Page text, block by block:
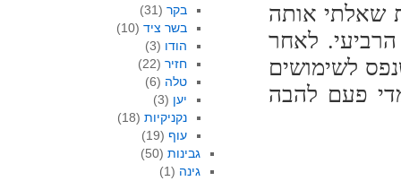
שאלתי אותה
לאחר
לשימושים
פעם להבה
בקר (31)
בשר ציד (10)
הודו (3)
חזיר (22)
טלה (6)
יען (3)
נקניקיות (18)
עוף (19)
גבינות(50)
גינה (1)